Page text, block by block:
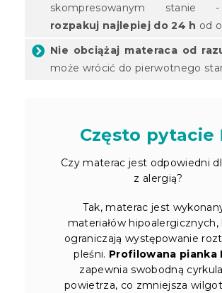
skompresowanym stanie
rozpakuj najlepiej do 24 h od
Nie obciążaj materaca od
może wrócić do pierwotnego
Często pytacie
Czy materac jest odpowiedni
z alergią?
Tak, materac jest
materiałów hipoalergicznych,
ograniczają występowanie
pleśni. Profilowana pianka
zapewnia swobodną
powietrza, co zmniejsza